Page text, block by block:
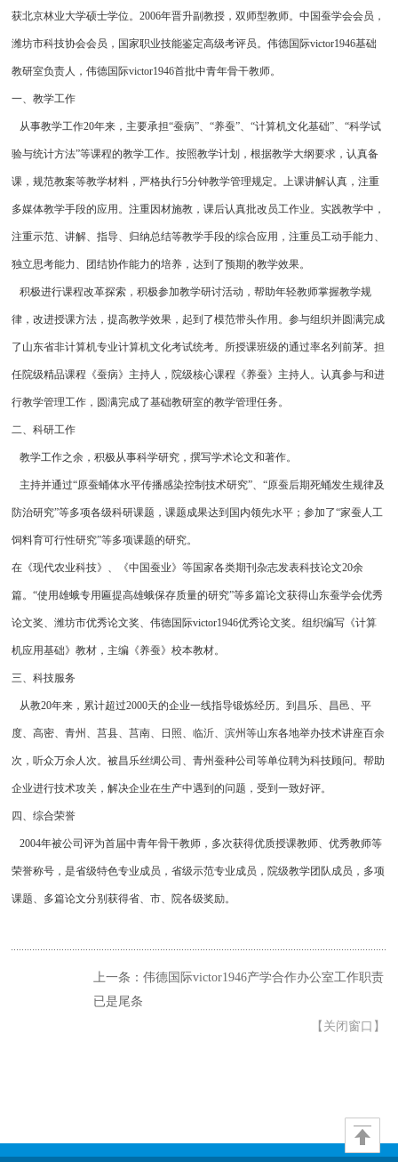
获北京林业大学硕士学位。2006年晋升副教授，双师型教师。中国蚕学会会员，
潍坊市科技协会会员，国家职业技能鉴定高级考评员。伟德国际victor1946基础
教研室负责人，伟德国际victor1946首批中青年骨干教师。
一、教学工作
从事教学工作20年来，主要承担“蚕病”、“养蚕”、“计算机文化基础”、“科学试
验与统计方法”等课程的教学工作。按照教学计划，根据教学大纲要求，认真备
课，规范教案等教学材料，严格执行5分钟教学管理规定。上课讲解认真，注重
多媒体教学手段的应用。注重因材施教，课后认真批改员工作业。实践教学中，
注重示范、讲解、指导、归纳总结等教学手段的综合应用，注重员工动手能力、
独立思考能力、团结协作能力的培养，达到了预期的教学效果。
积极进行课程改革探索，积极参加教学研讨活动，帮助年轻教师掌握教学规
律，改进授课方法，提高教学效果，起到了模范带头作用。参与组织并圆满完成
了山东省非计算机专业计算机文化考试统考。所授课班级的通过率名列前茅。担
任院级精品课程《蚕病》主持人，院级核心课程《养蚕》主持人。认真参与和进
行教学管理工作，圆满完成了基础教研室的教学管理任务。
二、科研工作
教学工作之余，积极从事科学研究，撰写学术论文和著作。
主持并通过“原蚕蛹体水平传播感染控制技术研究”、“原蚕后期死蛹发生规律及
防治研究”等多项各级科研课题，课题成果达到国内领先水平；参加了“家蚕人工
饲料育可行性研究”等多项课题的研究。
在《现代农业科技》、《中国蚕业》等国家各类期刊杂志发表科技论文20余
篇。“使用雄蛾专用匾提高雄蛾保存质量的研究”等多篇论文获得山东蚕学会优秀
论文奖、潍坊市优秀论文奖、伟德国际victor1946优秀论文奖。组织编写《计算
机应用基础》教材，主编《养蚕》校本教材。
三、科技服务
从教20年来，累计超过2000天的企业一线指导锻炼经历。到昌乐、昌邑、平
度、高密、青州、莒县、莒南、日照、临沂、滨州等山东各地举办技术讲座百余
次，听众万余人次。被昌乐丝绸公司、青州蚕种公司等单位聘为科技顾问。帮助
企业进行技术攻关，解决企业在生产中遇到的问题，受到一致好评。
四、综合荣誉
2004年被公司评为首届中青年骨干教师，多次获得优质授课教师、优秀教师等
荣誉称号，是省级特色专业成员，省级示范专业成员，院级教学团队成员，多项
课题、多篇论文分别获得省、市、院各级奖励。
上一条：伟德国际victor1946产学合作办公室工作职责
已是尾条
【 关闭窗口 】